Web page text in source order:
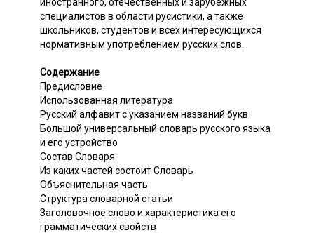
специалистов в области русистики, а также
школьников, студентов и всех интересующихся
нормативным употреблением русских слов.
Содержание
Предисловие
Использованная литература
Русский алфавит с указанием названий букв
Большой универсальный словарь русского языка
и его устройство
Состав Словаря
Из каких частей состоит Словарь
Объяснительная часть
Структура словарной статьи
Заголовочное слово и характеристика его
грамматических свойств